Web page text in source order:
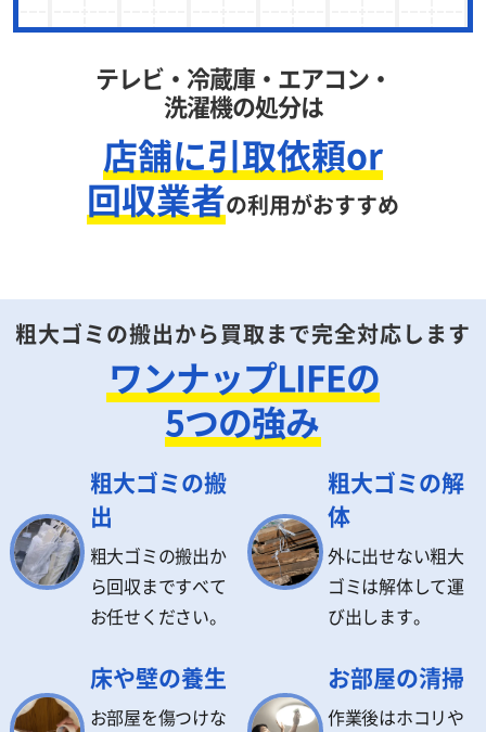
テレビ・冷蔵庫・エアコン・
洗濯機の処分は
店舗に引取依頼or
回収業者の利用がおすすめ
粗大ゴミの搬出から買取まで完全対応します
ワンナップLIFEの
5つの強み
粗大ゴミの搬
出
粗大ゴミの搬出か
ら回収まですべて
お任せください。
粗大ゴミの解
体
外に出せない粗大
ゴミは解体して運
び出します。
床や壁の養生
お部屋を傷つけな
お部屋の清掃
作業後はホコリや